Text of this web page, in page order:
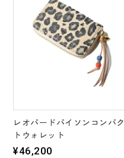
レオパードパイソンコンパク
トウォレット
¥46,200